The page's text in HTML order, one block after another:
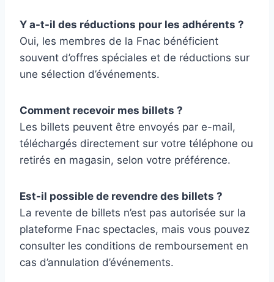
Y a-t-il des réductions pour les adhérents ?
Oui, les membres de la Fnac bénéficient
souvent d’offres spéciales et de réductions sur
une sélection d’événements.
Comment recevoir mes billets ?
Les billets peuvent être envoyés par e-mail,
téléchargés directement sur votre téléphone ou
retirés en magasin, selon votre préférence.
Est-il possible de revendre des billets ?
La revente de billets n’est pas autorisée sur la
plateforme Fnac spectacles, mais vous pouvez
consulter les conditions de remboursement en
cas d’annulation d’événements.